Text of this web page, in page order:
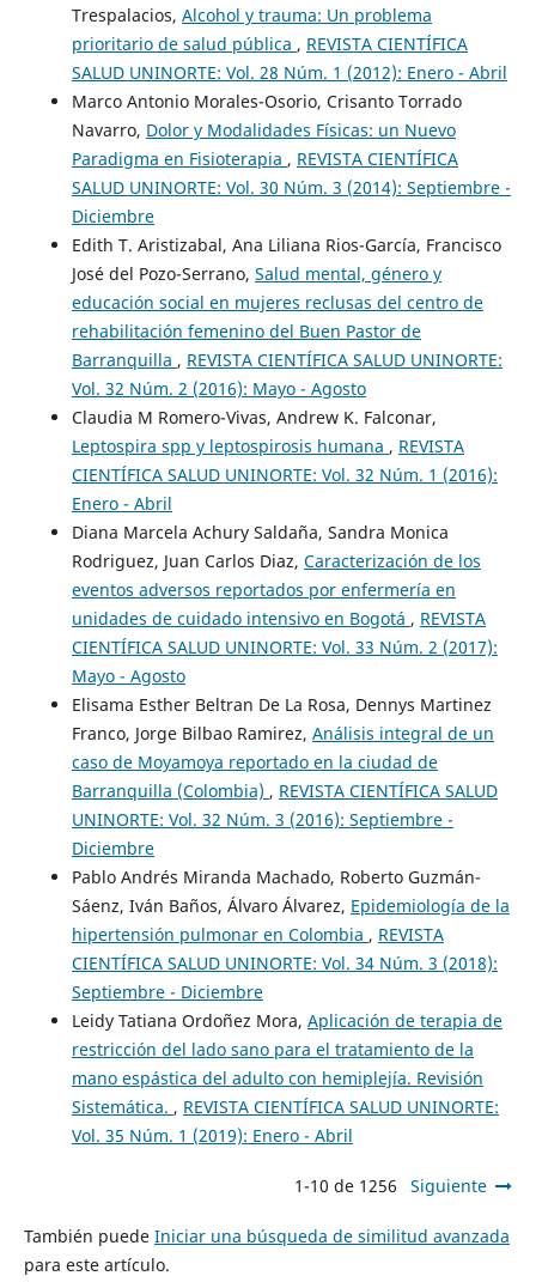
Trespalacios, Alcohol y trauma: Un problema
prioritario de salud pública , REVISTA CIENTÍFICA
SALUD UNINORTE: Vol. 28 Núm. 1 (2012): Enero - Abril
Marco Antonio Morales-Osorio, Crisanto Torrado
Navarro, Dolor y Modalidades Físicas: un Nuevo
Paradigma en Fisioterapia , REVISTA CIENTÍFICA
SALUD UNINORTE: Vol. 30 Núm. 3 (2014): Septiembre -
Diciembre
Edith T. Aristizabal, Ana Liliana Rios-García, Francisco
José del Pozo-Serrano, Salud mental, género y
educación social en mujeres reclusas del centro de
rehabilitación femenino del Buen Pastor de
Barranquilla , REVISTA CIENTÍFICA SALUD UNINORTE:
Vol. 32 Núm. 2 (2016): Mayo - Agosto
Claudia M Romero-Vivas, Andrew K. Falconar,
Leptospira spp y leptospirosis humana , REVISTA
CIENTÍFICA SALUD UNINORTE: Vol. 32 Núm. 1 (2016):
Enero - Abril
Diana Marcela Achury Saldaña, Sandra Monica
Rodriguez, Juan Carlos Diaz, Caracterización de los
eventos adversos reportados por enfermería en
unidades de cuidado intensivo en Bogotá , REVISTA
CIENTÍFICA SALUD UNINORTE: Vol. 33 Núm. 2 (2017):
Mayo - Agosto
Elisama Esther Beltran De La Rosa, Dennys Martinez
Franco, Jorge Bilbao Ramirez, Análisis integral de un
caso de Moyamoya reportado en la ciudad de
Barranquilla (Colombia) , REVISTA CIENTÍFICA SALUD
UNINORTE: Vol. 32 Núm. 3 (2016): Septiembre -
Diciembre
Pablo Andrés Miranda Machado, Roberto Guzmán-
Sáenz, Iván Baños, Álvaro Álvarez, Epidemiología de la
hipertensión pulmonar en Colombia , REVISTA
CIENTÍFICA SALUD UNINORTE: Vol. 34 Núm. 3 (2018):
Septiembre - Diciembre
Leidy Tatiana Ordoñez Mora, Aplicación de terapia de
restricción del lado sano para el tratamiento de la
mano espástica del adulto con hemiplejía. Revisión
Sistemática. , REVISTA CIENTÍFICA SALUD UNINORTE:
Vol. 35 Núm. 1 (2019): Enero - Abril
1-10 de 1256 Siguiente
También puede Iniciar una búsqueda de similitud avanzada
para este artículo.